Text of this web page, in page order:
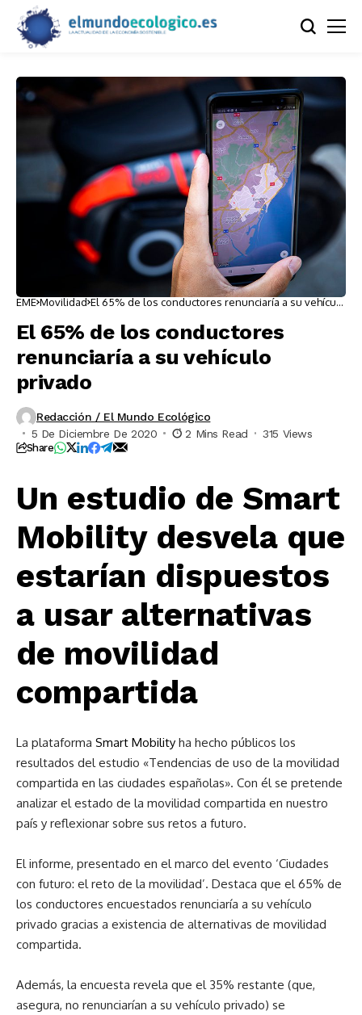
EME Movilidad El 65% de los conductores renunciaría a su vehículo
El 65% de los conductores
renunciaría a su vehículo
privado
Redacción / El Mundo Ecológico
5 De Diciembre De 2020
2 Mins Read 315 Views
Share
Un estudio de Smart
Mobility desvela que
estarían dispuestos
a usar alternativas
de movilidad
compartida
La plataforma Smart Mobility ha hecho públicos los
resultados del estudio «Tendencias de uso de la movilidad
compartida en las ciudades españolas». Con él se pretende
analizar el estado de la movilidad compartida en nuestro
país y reflexionar sobre sus retos a futuro.
El informe, presentado en el marco del evento ‘Ciudades
con futuro: el reto de la movilidad’. Destaca que el 65% de
los conductores encuestados renunciaría a su vehículo
privado gracias a existencia de alternativas de movilidad
compartida.
Además, la encuesta revela que el 35% restante (que,
asegura, no renunciarían a su vehículo privado) se